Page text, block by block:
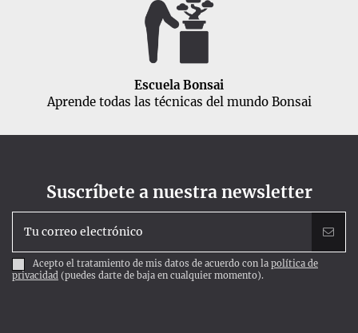
Escuela Bonsai
Aprende todas las técnicas del mundo Bonsai
Suscríbete a nuestra newsletter
Acepto el tratamiento de mis datos de acuerdo con la política de
privacidad (puedes darte de baja en cualquier momento).